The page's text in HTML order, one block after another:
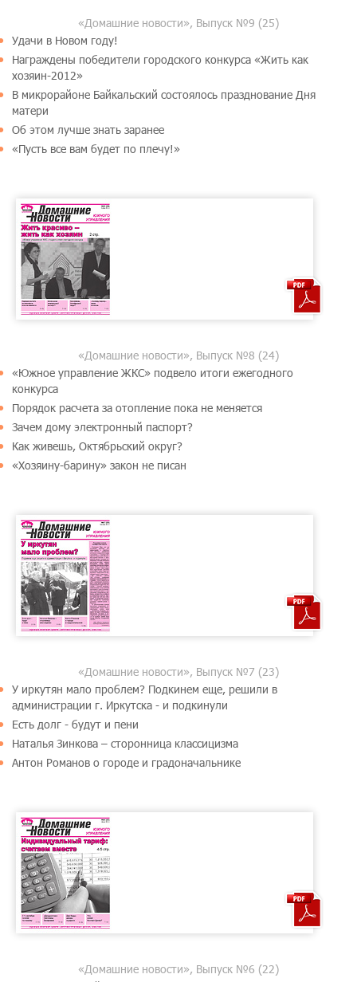
«Домашние новости», Выпуск №9 (25)
Удачи в Новом году!
Награждены победители городского конкурса «Жить как
хозяин-2012»
В микрорайоне Байкальский состоялось празднование Дня
матери
Об этом лучше знать заранее
«Пусть все вам будет по плечу!»
«Домашние новости», Выпуск №8 (24)
«Южное управление ЖКС» подвело итоги ежегодного
конкурса
Порядок расчета за отопление пока не меняется
Зачем дому электронный паспорт?
Как живешь, Октябрьский округ?
«Хозяину-барину» закон не писан
«Домашние новости», Выпуск №7 (23)
У иркутян мало проблем? Подкинем еще, решили в
администрации г. Иркутска - и подкинули
Есть долг - будут и пени
Наталья Зинкова – сторонница классицизма
Антон Романов о городе и градоначальнике
«Домашние новости», Выпуск №6 (22)